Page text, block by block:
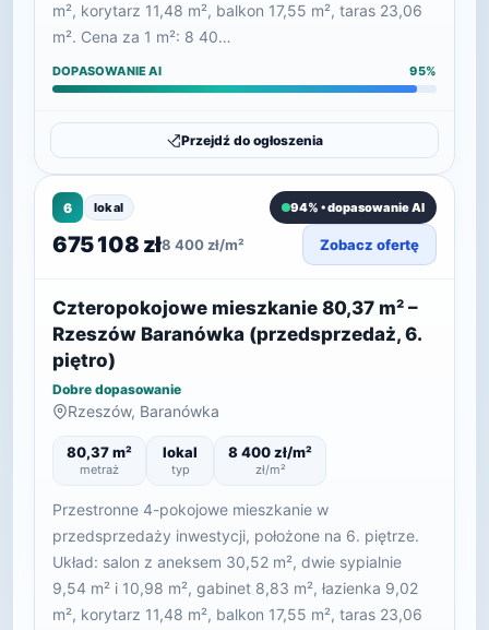
m², korytarz 11,48 m², balkon 17,55 m², taras 23,06
m². Cena za 1 m²: 8 40…
DOPASOWANIE AI 95%
Przejdź do ogłoszenia
6 lokal 94% • dopasowanie AI
675 108 zł8 400 zł/m² Zobacz ofertę
Czteropokojowe mieszkanie 80,37 m² –
Rzeszów Baranówka (przedsprzedaż, 6.
piętro)
Dobre dopasowanie
Rzeszów, Baranówka
80,37 m²
metraż
lokal
typ
8 400 zł/m²
zł/m²
Przestronne 4-pokojowe mieszkanie w
przedsprzedaży inwestycji, położone na 6. piętrze.
Układ: salon z aneksem 30,52 m², dwie sypialnie
9,54 m² i 10,98 m², gabinet 8,83 m², łazienka 9,02
m², korytarz 11,48 m², balkon 17,55 m², taras 23,06